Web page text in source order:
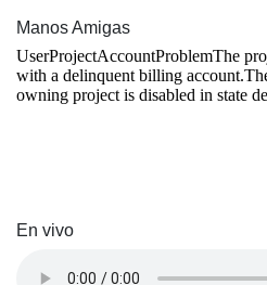
Manos Amigas
En vivo